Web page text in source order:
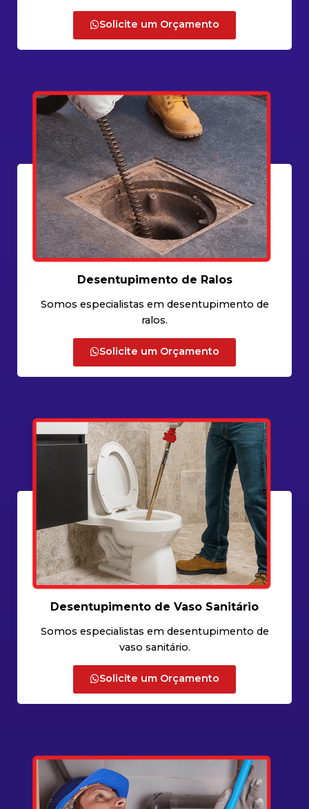
Solicite um Orçamento
Desentupimento de Ralos
Somos especialistas em desentupimento de
ralos.
Solicite um Orçamento
Desentupimento de Vaso Sanitário
Somos especialistas em desentupimento de
vaso sanitário.
Solicite um Orçamento